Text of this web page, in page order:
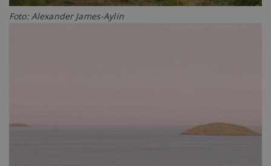
Foto: Alexander James-Aylin